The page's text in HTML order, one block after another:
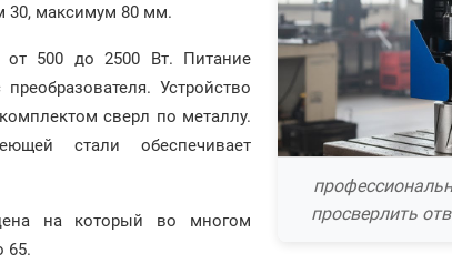
просверлить
30, максимум 80 мм.
от 500 до 2500 Вт. Питание
Устройство
сверл по металлу.
стали обеспечивает
на который во многом
65.